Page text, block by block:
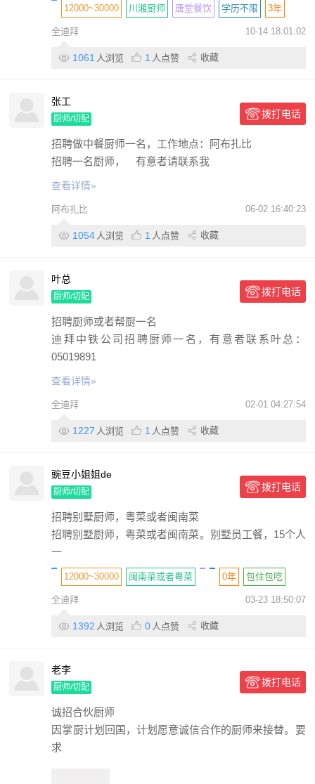
12000~30000 川湘厨师 唐堂餐饮 学历不限 3年
包住包吃 个人
全迪拜 10-14 18:01:02
1061 人浏览 1 人点赞 收藏
张工
厨师/切配 拨打电话
招聘做中餐厨师一名，工作地点：阿布扎比
招聘一名厨师， 有意者请联系我
查看详情»
阿布扎比 06-02 16:40:23
1054 人浏览 1 人点赞 收藏
叶总
厨师/切配 拨打电话
招聘厨师或者帮厨一名
迪拜中铁公司招聘厨师一名，有意者联系叶总：
05019891
查看详情»
全迪拜 02-01 04:27:54
1227 人浏览 1 人点赞 收藏
豌豆小姐姐de
厨师/切配 拨打电话
招聘别墅厨师，粤菜或者闽南菜
招聘别墅厨师，粤菜或者闽南菜。别墅员工餐，15个人
一
12000~30000 闽南菜或者粤菜 0年 包住包吃
个人
全迪拜 03-23 18:50:07
1392 人浏览 0 人点赞 收藏
老李
厨师/切配 拨打电话
诚招合伙厨师
因掌厨计划回国，计划愿意诚信合作的厨师来接替。要
求